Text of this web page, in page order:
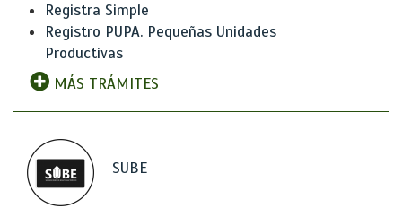
Registra Simple
Registro PUPA. Pequeñas Unidades
Productivas
MÁS TRÁMITES
SUBE